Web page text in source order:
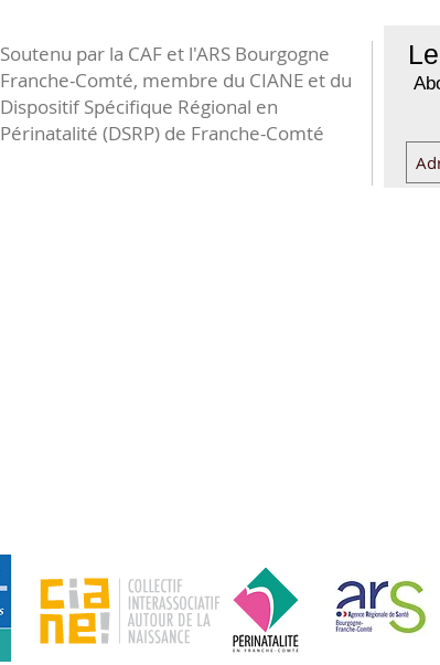
Soutenu par la CAF et l'ARS Bourgogne
Franche-Comté, membre du CIANE et du
Dispositif Spécifique Régional en
Périnatalité (DSRP) de Franche-Comté